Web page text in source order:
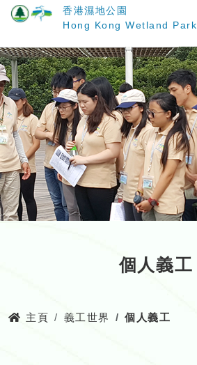
要
內
容
香港濕地公園
Hong Kong Wetland Park
個人義工
主頁 義工世界 個人義工